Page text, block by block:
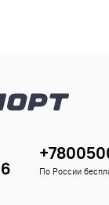
По России